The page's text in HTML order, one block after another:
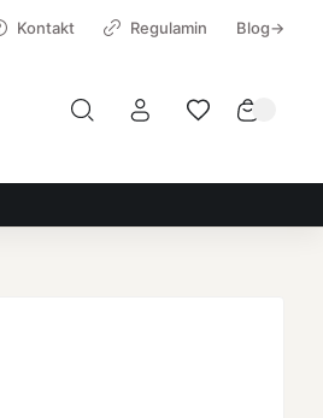
Kontakt Regulamin Blog→